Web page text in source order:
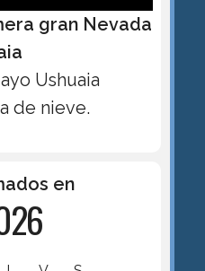
gran Nevada
Ushuaia
de nieve.
en